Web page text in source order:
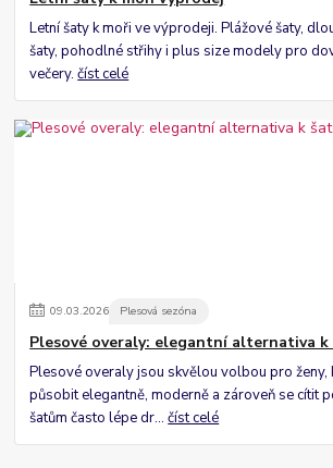
Letní šaty k moři ve výprodeji. Plážové šaty,
šaty, pohodlné střihy i plus size modely pro
večery.číst celé
09.03.2026 Plesová sezóna
Plesové overaly: elegantní alternativa k
Plesové overaly jsou skvělou volbou pro ženy,
působit elegantně, moderně a zároveň se cítit
šatům často lépe dr...číst celé